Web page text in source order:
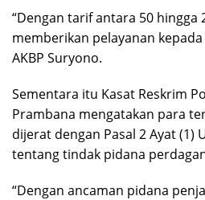
“Dengan tarif antara 50 hingga
memberikan pelayanan
AKBP Suryono.
Sementara itu Kasat Reskrim
Prambana mengatakan para
dijerat dengan Pasal 2 Ayat (1)
tentang tindak pidana
“Dengan ancaman pidana